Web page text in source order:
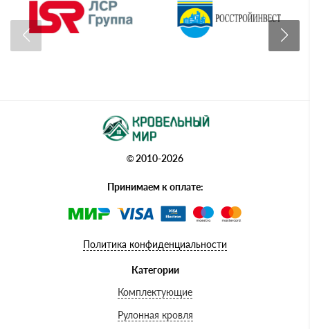
© 2010-2026
Принимаем к оплате:
Политика конфиденциальности
Категории
Комплектующие
Рулонная кровля